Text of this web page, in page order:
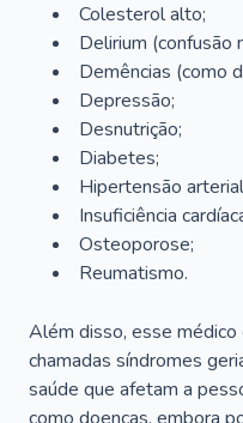
Colesterol alto;
Delirium (confusão
Demências (como
Depressão;
Desnutrição;
Diabetes;
Hipertensão
Insuficiência
Osteoporose;
Reumatismo.
Além disso, esse
chamadas síndromes
saúde que afetam a